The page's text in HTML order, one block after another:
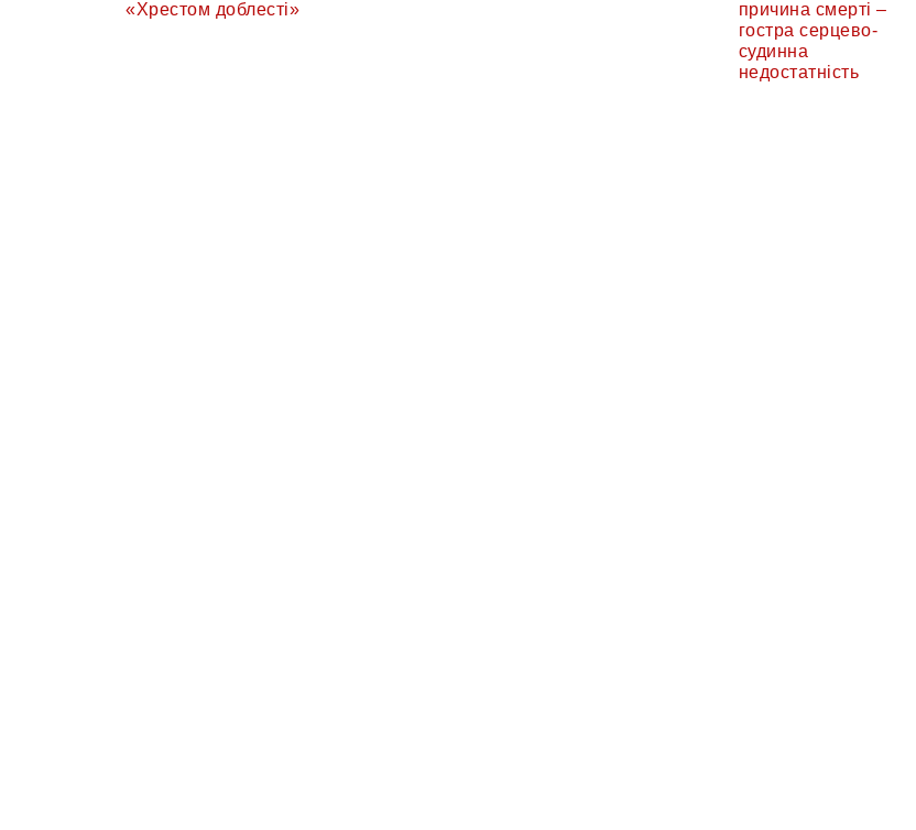
«Хрестом доблесті»
причина смерті –
гостра серцево-
судинна
недостатність